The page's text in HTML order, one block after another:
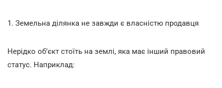
1. Земельна ділянка не завжди є власністю продавця
Нерідко об’єкт стоїть на землі, яка має інший правовий
статус. Наприклад: